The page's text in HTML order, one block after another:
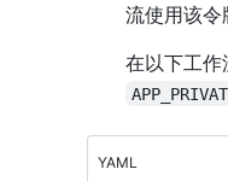
流使用该令
在以下工作
YAML